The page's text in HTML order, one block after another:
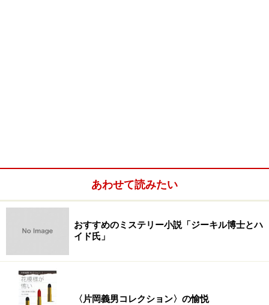
あわせて読みたい
おすすめのミステリー小説「ジーキル博士とハ
イド氏」
〈片岡義男コレクション〉の愉悦